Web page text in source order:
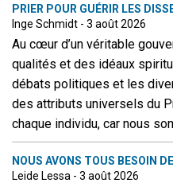
PRIER POUR GUÉRIR LES
Inge Schmidt - 3 août 2026
Au cœur d’un véritable
qualités et des idéaux
débats politiques et les
des attributs universels du
chaque individu, car nous
NOUS AVONS TOUS BESOIN
Leide Lessa - 3 août 2026